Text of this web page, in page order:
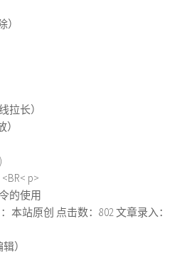
拉长）
p>
的使用
站原创 点击数：802 文章录入：
）